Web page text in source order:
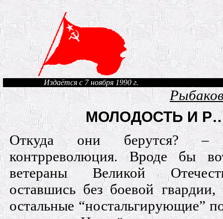
Издаётся с 7 ноября 1990 г.
МОЛОДОСТЬ И
Откуда они берутся? –
контрреволюция. Вроде бы
ветераны Великой
оставшись без боевой гвардии,
остальные “ностальгирующие”